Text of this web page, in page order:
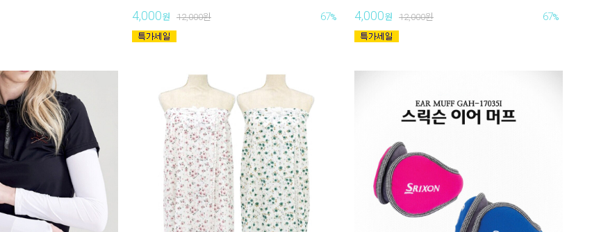
4,000원 12,000원 67% 4,000원 12,000원 67%